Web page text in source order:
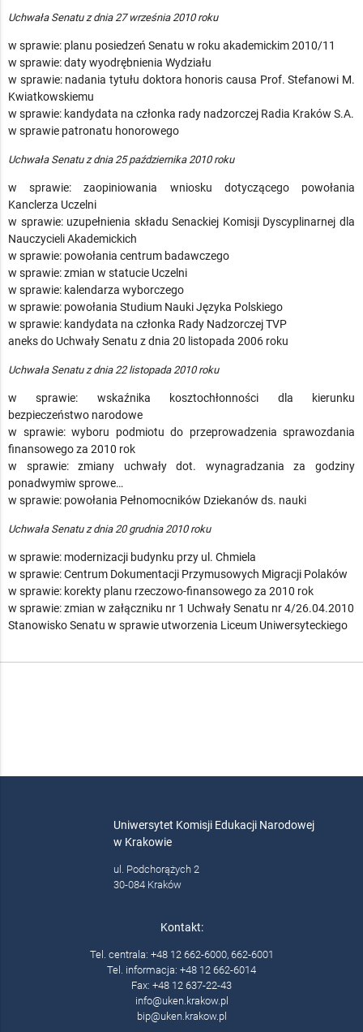
Uchwała Senatu z dnia 27 września 2010 roku
w sprawie: planu posiedzeń Senatu w roku akademickim 2010/11
w sprawie: daty wyodrębnienia Wydziału
w sprawie: nadania tytułu doktora honoris causa Prof. Stefanowi M.
Kwiatkowskiemu
w sprawie: kandydata na członka rady nadzorczej Radia Kraków S.A.
w sprawie patronatu honorowego
Uchwała Senatu z dnia 25 października 2010 roku
w sprawie: zaopiniowania wniosku dotyczącego powołania
Kanclerza Uczelni
w sprawie: uzupełnienia składu Senackiej Komisji Dyscyplinarnej dla
Nauczycieli Akademickich
w sprawie: powołania centrum badawczego
w sprawie: zmian w statucie Uczelni
w sprawie: kalendarza wyborczego
w sprawie: powołania Studium Nauki Języka Polskiego
w sprawie: kandydata na członka Rady Nadzorczej TVP
aneks do Uchwały Senatu z dnia 20 listopada 2006 roku
Uchwała Senatu z dnia 22 listopada 2010 roku
w sprawie: wskaźnika kosztochłonności dla kierunku
bezpieczeństwo narodowe
w sprawie: wyboru podmiotu do przeprowadzenia sprawozdania
finansowego za 2010 rok
w sprawie: zmiany uchwały dot. wynagradzania za godziny
ponadwymiw sprowe…
w sprawie: powołania Pełnomocników Dziekanów ds. nauki
Uchwała Senatu z dnia 20 grudnia 2010 roku
w sprawie: modernizacji budynku przy ul. Chmiela
w sprawie: Centrum Dokumentacji Przymusowych Migracji Polaków
w sprawie: korekty planu rzeczowo-finansowego za 2010 rok
w sprawie: zmian w załączniku nr 1 Uchwały Senatu nr 4/26.04.2010
Stanowisko Senatu w sprawie utworzenia Liceum Uniwersyteckiego
Uniwersytet Komisji Edukacji Narodowej
w Krakowie
ul. Podchorążych 2
30-084 Kraków
Kontakt:
Tel. centrala: +48 12 662-6000, 662-6001
Tel. informacja: +48 12 662-6014
Fax: +48 12 637-22-43
info@uken.krakow.pl
bip@uken.krakow.pl